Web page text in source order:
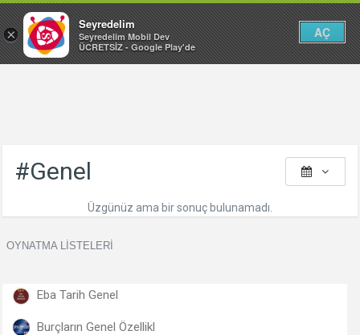
#Genel
Üzgünüz ama bir sonuç bulunamadı.
OYNATMA LISTELERI
Eba Tarih Genel
Burçların Genel Özellikl
×
Seyredelim
Seyredelim Mobil Dev
ÜCRETSİZ - Google Play'de
AÇ